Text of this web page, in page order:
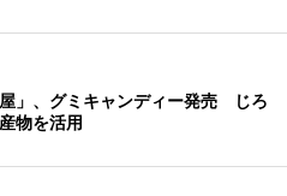
」、グミキャンディー発売 じろ
物を活用